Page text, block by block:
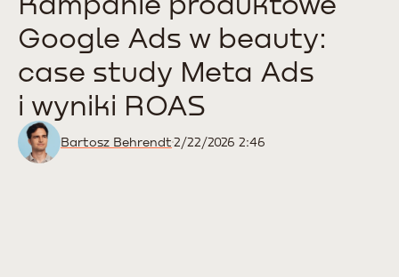
Google Ads w beauty:
case study Meta Ads
i wyniki ROAS
Bartosz Behrendt2/22/2026 2:46